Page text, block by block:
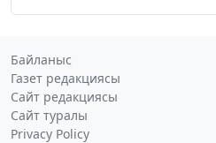
Байланыс
Газет редакциясы
Сайт редакциясы
Сайт туралы
Privacy Policy